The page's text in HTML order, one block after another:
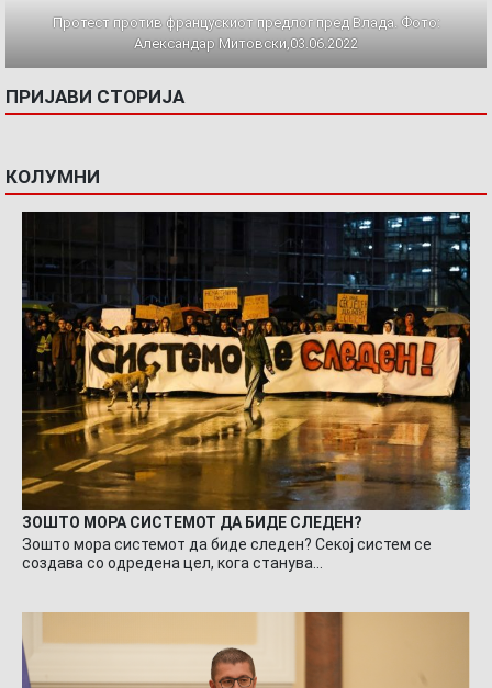
Протест против францускиот предлог пред Влада. Фото:
Александар Митовски,03.06.2022
ПРИЈАВИ СТОРИЈА
КОЛУМНИ
ЗОШТО МОРА СИСТЕМОТ ДА БИДЕ СЛЕДЕН?
Зошто мора системот да биде следен? Секој систем се
создава со одредена цел, кога станува…